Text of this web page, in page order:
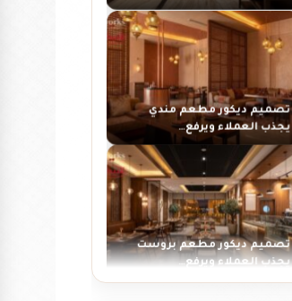
تصميم ديكور مطعم مندي
يجذب العملاء ويرفع…
تصميم ديكور مطعم بروست
يجذب العملاء ويرفع…